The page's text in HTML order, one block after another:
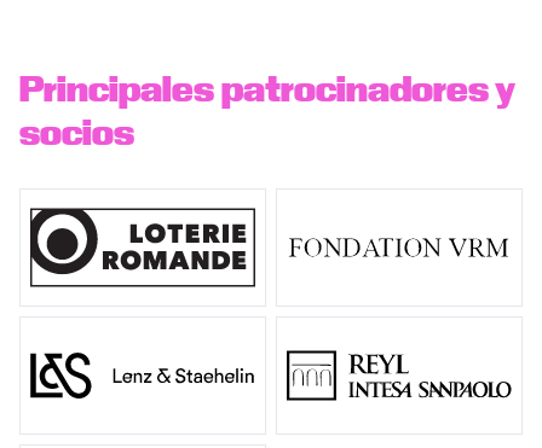
Principales patrocinadores y
socios